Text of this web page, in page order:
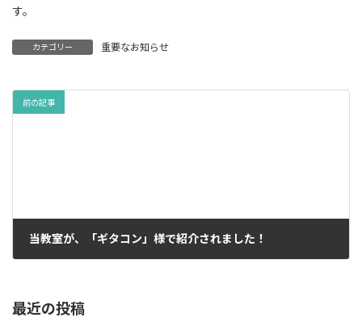
す。
カテゴリー 重要なお知らせ
前の記事
当教室が、「ギタコン」様で紹介されました！
最近の投稿